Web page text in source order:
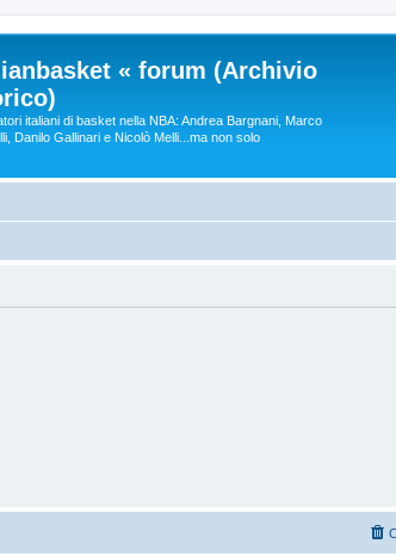
« forum (Archivio
italiani di basket nella NBA: Andrea Bargnani, Marco
Danilo Gallinari e Nicolò Melli...ma non solo